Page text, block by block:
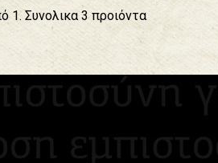
1. Συνολικα 3 προιόντα